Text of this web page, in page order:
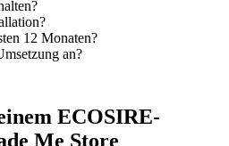
12 Monaten?
an?
ECOSIRE-
Me Store